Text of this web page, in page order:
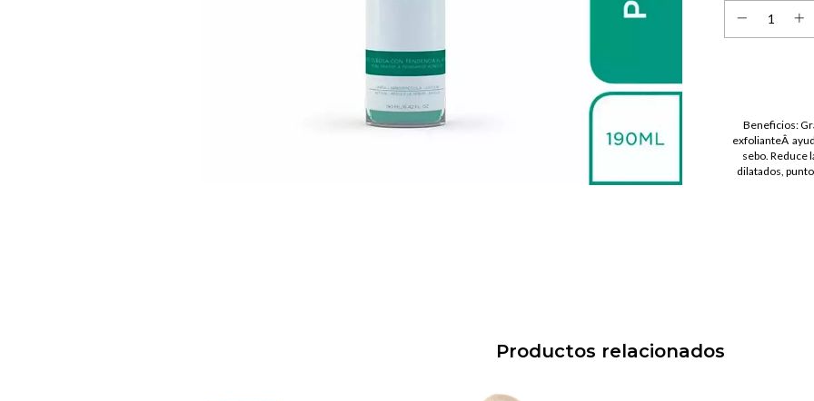
Beneficios:
exfolianteÂ
sebo. Reduce
dilatados,
Productos relacionados